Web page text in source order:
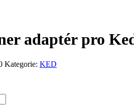
adaptér pro
Kategorie: KED